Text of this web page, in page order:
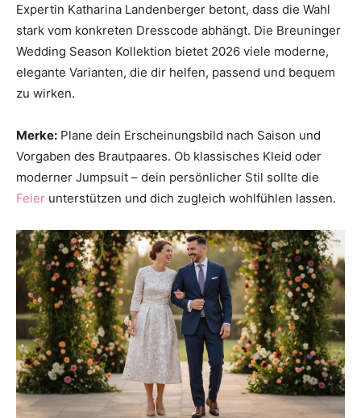
Expertin Katharina Landenberger betont, dass die Wahl
stark vom konkreten Dresscode abhängt. Die Breuninger
Wedding Season Kollektion bietet 2026 viele moderne,
elegante Varianten, die dir helfen, passend und bequem
zu wirken.
Merke: Plane dein Erscheinungsbild nach Saison und
Vorgaben des Brautpaares. Ob klassisches Kleid oder
moderner Jumpsuit – dein persönlicher Stil sollte die
Feier unterstützen und dich zugleich wohlfühlen lassen.